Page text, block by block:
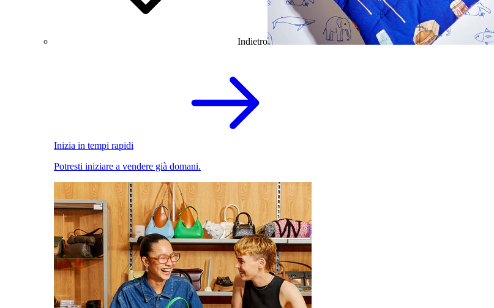
Indietro
Inizia in tempi rapidi
Potresti iniziare a vendere già domani.